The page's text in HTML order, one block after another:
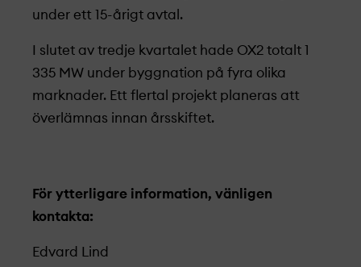
under ett 15-årigt avtal.
I slutet av tredje kvartalet hade OX2 totalt 1
335 MW under byggnation på fyra olika
marknader. Ett flertal projekt­ planeras att
överlämnas innan årsskiftet.
För ytterligare information, vänligen
kontakta:
Edvard Lind